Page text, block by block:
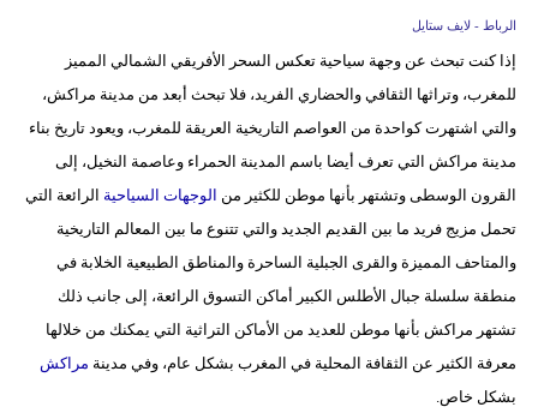
الرباط - لايف ستايل
إذا كنت تبحث عن وجهة سياحية تعكس السحر الأفريقي الشمالي المميز
للمغرب، وتراثها الثقافي والحضاري الفريد، فلا تبحث أبعد من مدينة مراكش،
والتي اشتهرت كواحدة من العواصم التاريخية العريقة للمغرب، ويعود تاريخ بناء
مدينة مراكش التي تعرف أيضا باسم المدينة الحمراء وعاصمة النخيل، إلى
القرون الوسطى وتشتهر بأنها موطن للكثير من الوجهات السياحية الرائعة التي
تحمل مزيج فريد ما بين القديم الجديد والتي تتنوع ما بين المعالم التاريخية
والمتاحف المميزة والقرى الجبلية الساحرة والمناطق الطبيعية الخلابة في
منطقة سلسلة جبال الأطلس الكبير أماكن التسوق الرائعة، إلى جانب ذلك
تشتهر مراكش بأنها موطن للعديد من الأماكن التراثية التي يمكنك من خلالها
معرفة الكثير عن الثقافة المحلية في المغرب بشكل عام، وفي مدينة مراكش
بشكل خاص.